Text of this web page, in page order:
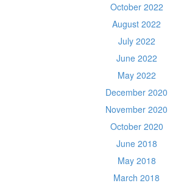
October 2022
August 2022
July 2022
June 2022
May 2022
December 2020
November 2020
October 2020
June 2018
May 2018
March 2018